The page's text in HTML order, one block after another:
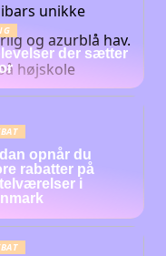
der sætter
opnår du
rabatter på
i